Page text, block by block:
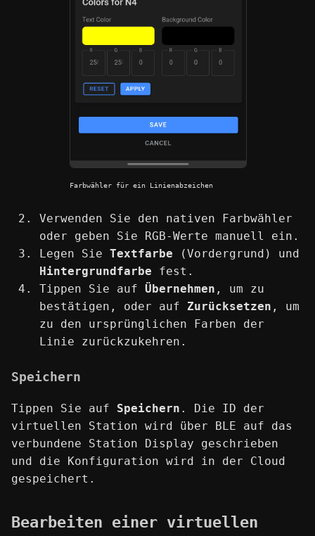
Farbwähler für ein Linienabzeichen
Verwenden Sie den nativen Farbwähler
oder geben Sie RGB-Werte manuell ein.
Legen Sie Textfarbe (Vordergrund) und
Hintergrundfarbe fest.
Tippen Sie auf Übernehmen , um zu
bestätigen, oder auf Zurücksetzen , um
zu den ursprünglichen Farben der
Linie zurückzukehren.
Speichern
Tippen Sie auf Speichern . Die ID der
virtuellen Station wird über BLE auf das
verbundene Station Display geschrieben
und die Konfiguration wird in der Cloud
gespeichert.
Bearbeiten einer virtuellen